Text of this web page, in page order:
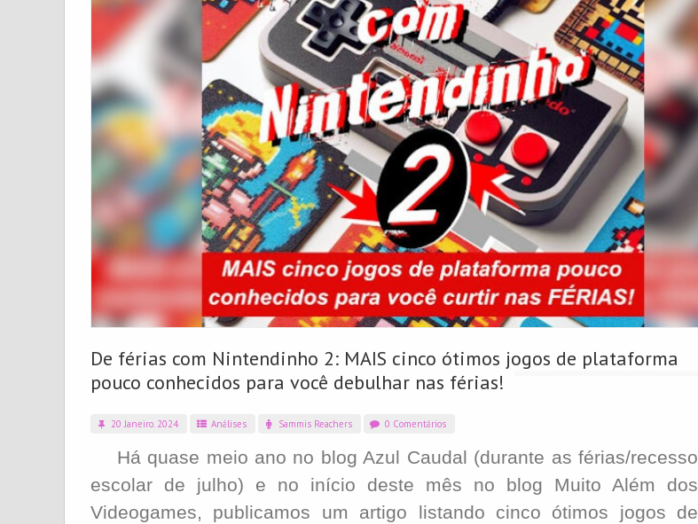
De férias com Nintendinho 2: MAIS cinco ótimos jogos de plataforma
pouco conhecidos para você debulhar nas férias!
20 Janeiro. 2024 Análises Sammis Reachers 0 Comentários
Há quase meio ano no blog Azul Caudal (durante as férias/recesso
escolar de julho) e no início deste mês no blog Muito Além dos
Videogames, publicamos um artigo listando cinco ótimos jogos de